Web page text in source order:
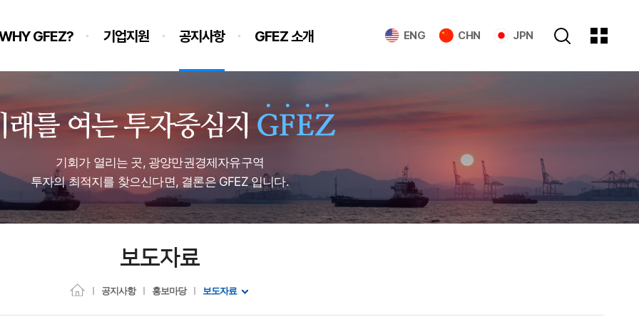
ENG CHN JPN
GFEZ? 기업지원 공지사항 GFEZ 소개
기회가 열리는 곳, 광양만권경제자유구역
투자의 최적지를 찾으신다면, 결론은 GFEZ 입니다.
보도자료
공지사항 홍보마당 보도자료